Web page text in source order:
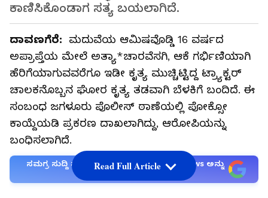
ಕಾಣಿಸಿಕೊಂಡಾಗ ಸತ್ಯ ಬಯಲಾಗಿದೆ.
ದಾವಣಗೆರೆ:
ಮದುವೆಯ ಆಮಿಷವೊಡ್ಡಿ 16 ವರ್ಷದ
ಅಪ್ರಾಪ್ತೆಯ ಮೇಲೆ ಅತ್ಯಾ*ಚಾರವೆಸಗಿ, ಆಕೆ ಗರ್ಭಿಣಿಯಾಗಿ
ಹೆರಿಗೆಯಾಗುವವರೆಗೂ ಇಡೀ ಕೃತ್ಯ ಮುಚ್ಚಿಟ್ಟಿದ್ದ ಟ್ರ್ಯಾಕ್ಟರ್
ಚಾಲಕನೊಬ್ಬನ ಘೋರ ಕೃತ್ಯ ತಡವಾಗಿ ಬೆಳಕಿಗೆ ಬಂದಿದೆ. ಈ
ಸಂಬಂಧ ಜಗಳೂರು ಪೊಲೀಸ್ ಠಾಣೆಯಲ್ಲಿ ಪೋಕ್ಸೋ
ಕಾಯ್ದೆಯಡಿ ಪ್ರಕರಣ ದಾಖಲಾಗಿದ್ದು, ಆರೋಪಿಯನ್ನು
ಬಂಧಿಸಲಾಗಿದೆ.
ಸಮಗ್ರ ಸುದ್ದಿ ಮೂಲವನ್ನಾಗಿ asianet suvarna news ಅನ್ನು
Read Full Article